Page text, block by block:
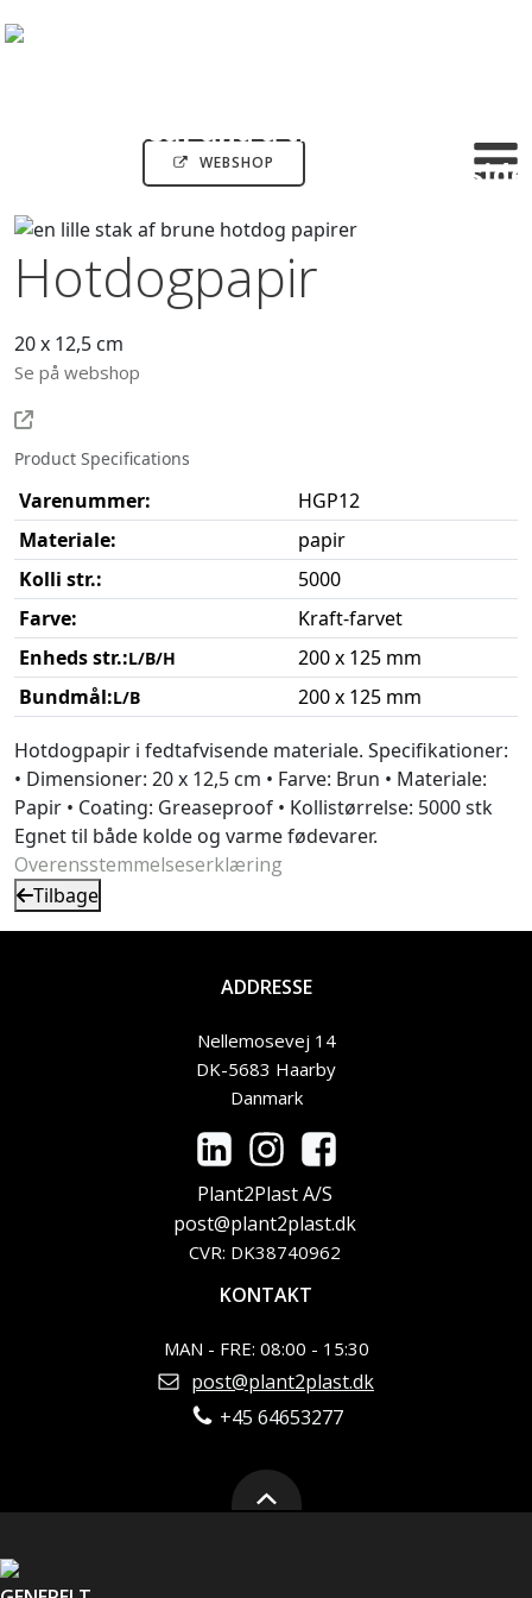
WEBSHOP
Hotdogpapir
20 x 12,5 cm
Se på webshop
Product Specifications
Varenummer:
HGP12
Materiale:
papir
Kolli str.:
5000
Farve:
Kraft-farvet
Enheds str.:L/B/H
200 x 125 mm
Bundmål:L/B 200 x 125 mm
Hotdogpapir i fedtafvisende materiale. Specifikationer:
• Dimensioner: 20 x 12,5 cm • Farve: Brun • Materiale:
Papir • Coating: Greaseproof • Kollistørrelse: 5000 stk
Egnet til både kolde og varme fødevarer.
Overensstemmelseserklæring
Tilbage
ADDRESSE
Nellemosevej 14
DK-5683 Haarby
Danmark
Plant2Plast A/S
post@plant2plast.dk
CVR: DK38740962
KONTAKT
MAN - FRE: 08:00 - 15:30
post@plant2plast.dk
+45 64653277